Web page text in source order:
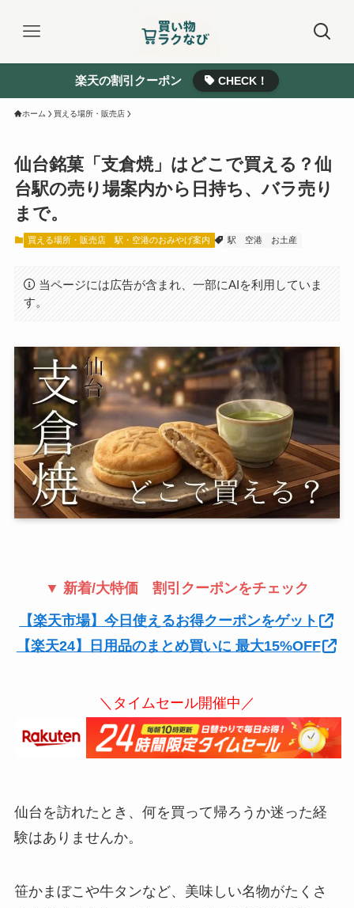
楽天の割引クーポン CHECK！
ホーム 買える場所・販売店
仙台銘菓「支倉焼」はどこで買える？仙
台駅の売り場案内から日持ち、バラ売り
まで。
買える場所・販売店 駅・空港のおみやげ案内 駅 空港 お土産
当ページには広告が含まれ、一部にAIを利用していま
す。
▼ 新着/大特価 割引クーポンをチェック
【楽天市場】今日使えるお得クーポンをゲット
【楽天24】日用品のまとめ買いに 最大15%OFF
＼タイムセール開催中／
仙台を訪れたとき、何を買って帰ろうか迷った経
験はありませんか。
笹かまぼこや牛タンなど、美味しい名物がたくさ